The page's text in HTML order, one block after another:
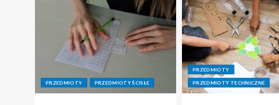
PRZEDMIOTY PRZEDMIOTY ŚCISŁE
PRZEDMIOTY
PRZEDMIOTY TECHNICZNE